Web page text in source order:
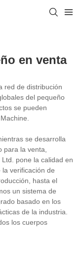
en venta
red de distribución
del pequeño
se pueden
se desarrolla
para la venta,
pone la calidad en
verificación de
hasta el
un sistema de
basado en los
de la industria.
los cuerpos